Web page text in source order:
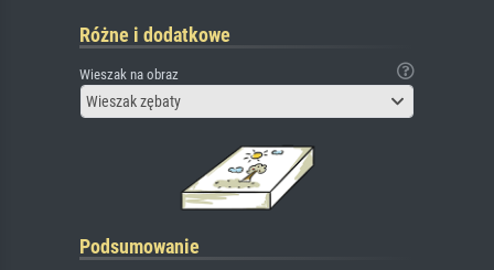
Różne i dodatkowe
Wieszak na obraz
Wieszak zębaty
Podsumowanie